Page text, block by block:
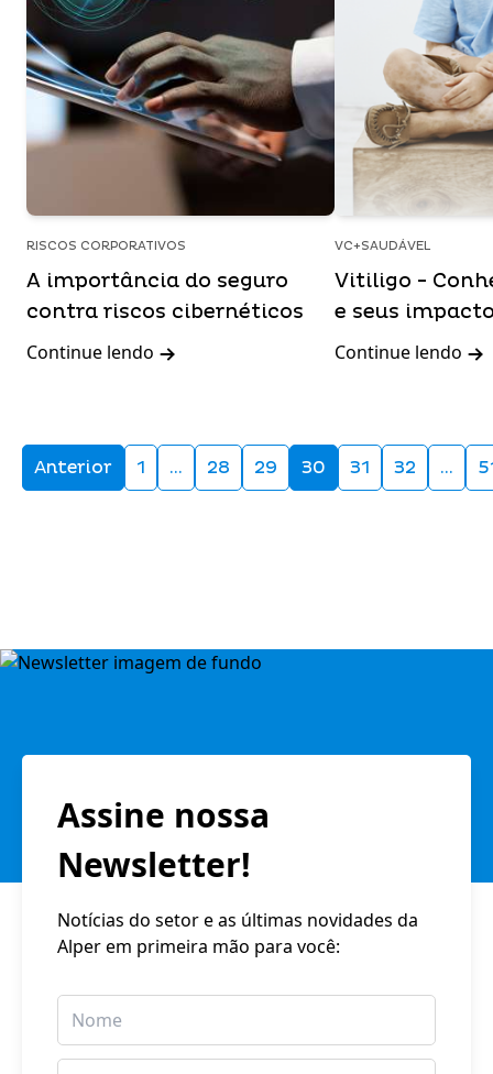
RISCOS CORPORATIVOS
A importância do seguro
contra riscos cibernéticos
Continue lendo
VC+SAUDÁVEL
Vitiligo -
e seus
Continue lendo
Anterior 1 … 28 29 30 31 32 …
Assine nossa
Newsletter!
Notícias do setor e as últimas novidades da
Alper em primeira mão para você: